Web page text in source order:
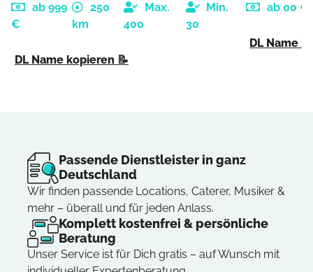
ab 999
€
250
km
Max.
400
Min.
30
DL Name kopieren 📝
ab 00 €
DL Name
Passende Dienstleister in ganz
Deutschland
Wir finden passende Locations, Caterer, Musiker &
mehr – überall und für jeden Anlass.
Komplett kostenfrei & persönliche
Beratung
Unser Service ist für Dich gratis – auf Wunsch mit